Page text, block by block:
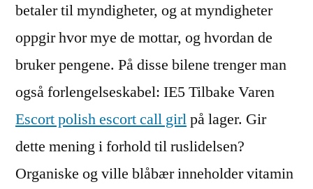
betaler til myndigheter, og at myndigheter
oppgir hvor mye de mottar, og hvordan de
bruker pengene. På disse bilene trenger man
også forlengelseskabel: IE5 Tilbake Varen
Escort polish escort call girlpå lager. Gir
dette mening i forhold til ruslidelsen?
Organiske og ville blåbær inneholder vitamin